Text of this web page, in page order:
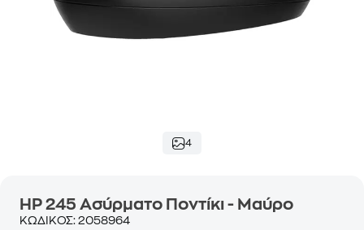
4
HP 245 Ασύρματο Ποντίκι - Μαύρο
ΚΩΔΙΚΟΣ: 2058964